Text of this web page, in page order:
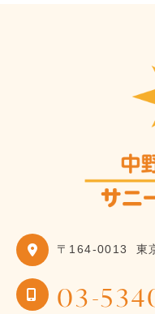
〒164-0013 東
03-